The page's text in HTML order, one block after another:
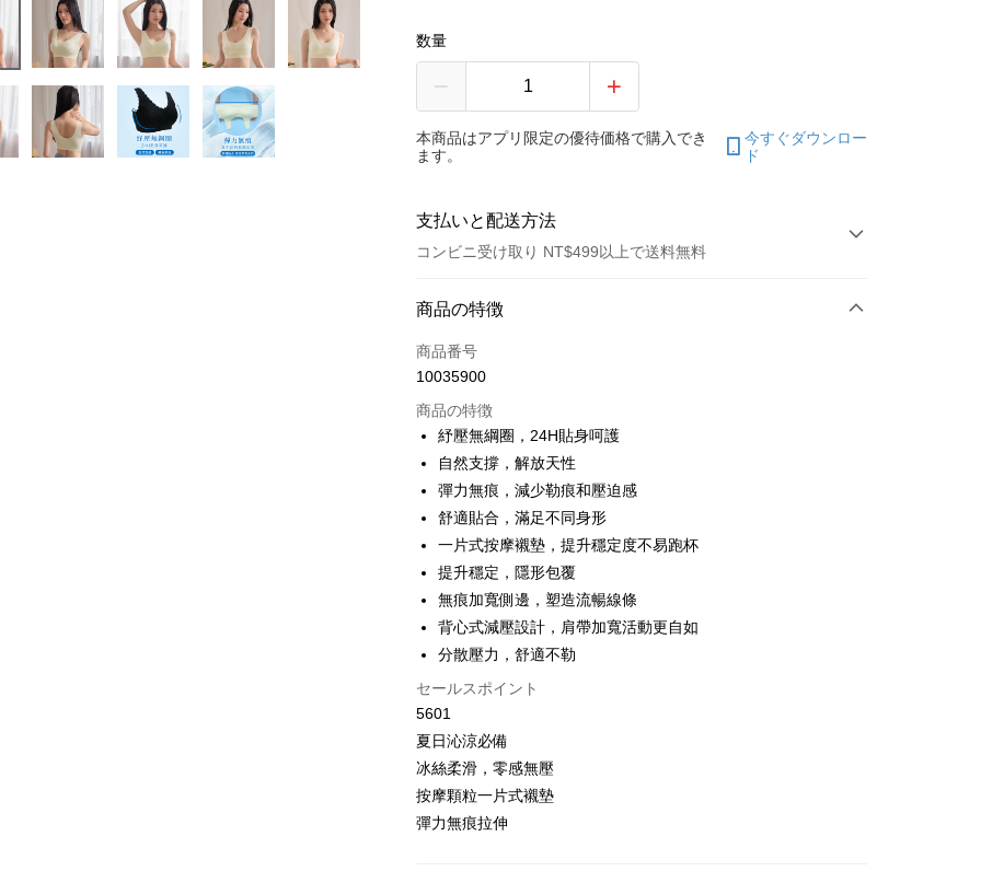
数量
本商品はアプリ限定の優待価格で購入でき
ます。
今すぐダウンロー
ド
支払いと配送方法
コンビニ受け取り NT$499以上で送料無料
お支払い方法
クレジットカード1回払い
コンビニ店頭代金引換
LINE Pay
Apple Pay
JKOPAY
Easy Wallet
Plus Pay
OP Pay Later
説明
1. 本サービスは台湾大哥大によって提供され、台湾大哥大のユーザーは
追加の申請なしで即時に利用可能です。
2. 支払い方法で「OP Pay Later」を選択すると、注文が成立した後に自
払いの回数や支払い期限を選択し、支払いを確認すると取引が完了しま
す。
3. 実際の承認額、分割回数および費用については、後続の取引確認ペー
ジを基準とします。
AFTEE代金後払い
説明
一、 AFTEE代金後払いについて
1.お支払い方法でAFTEE代金後払いを選択すると、携帯電話認証ウィン
ドウが表示されます。
2.SMSで認証してお支払い手続を進めてください。
3.注文するときのお支払いは不要です。商品はご指定の住所に配送されま
「Hami Point」為中華電信所提供之點數服務，可於會員專區綁定中華電
信會員帳號後，即可在購物車使用 Hami Point 折抵消費金額 (1點等於1
ATM払い
商品の特徴
商品番号
10035900
商品の特徴
紓壓無綱圈，24H貼身呵護
自然支撐，解放天性
彈力無痕，減少勒痕和壓迫感
舒適貼合，滿足不同身形
一片式按摩襯墊，提升穩定度不易跑杯
提升穩定，隱形包覆
無痕加寬側邊，塑造流暢線條
背心式減壓設計，肩帶加寬活動更自如
分散壓力，舒適不勒
セールスポイント
5601
夏日沁涼必備
冰絲柔滑，零感無壓
按摩顆粒一片式襯墊
彈力無痕拉伸